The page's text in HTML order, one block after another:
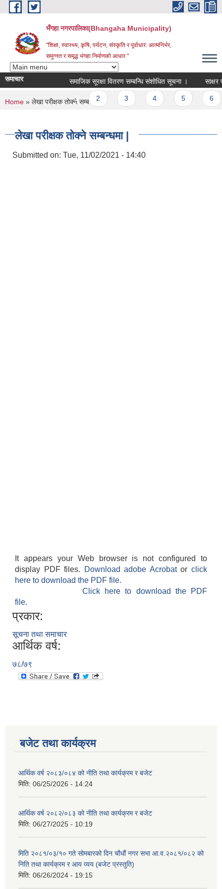
Skip to main content
भँगहा नगरपालिका(Bhangaha Municipality)
"शिक्षा, स्वास्थ्य, कृषि, पर्यटन, संस्कृति र पूर्वाधार: आत्मनिर्भर,
समुन्नत र समृद्ध भंगहा निर्माणको आधार "
समाचार समाजिक सूरक्षा वितरण सम्बन्धि संशोधित सूचना । साक्षर
Pages
1 2
You are here
Home » लेखा परीक्षक तोक्ने सम्बन्धमा |
लेखा परीक्षक तोक्ने सम्बन्धमा |
Submitted on: Tue, 11/02/2021 - 14:40
It appears your Web browser is not configured to
display PDF files.
Download adobe Acrobatorclick
here to download the PDF file.
Click here to download the PDF
file.
प्रकार:
सूचना तथा समाचार
आर्थिक वर्ष:
७८/७९
बजेट तथा कार्यक्रम
आर्थिक वर्ष २०८३/०८४ को नीति तथा कार्यक्रम र बजेट
मिति: 06/25/2026 - 14:24
आर्थिक वर्ष २०८२/०८३ को नीति तथा कार्यक्रम र बजेट
मिति: 06/27/2025 - 10:19
मिति २०८१/०३/१० गते सोमबारको दिन चौधौं नगर सभा आ.व.२०८१/०८२ को
निति तथा कार्यक्रम र आय व्यय (बजेट प्रस्तुति)
मिति: 06/26/2024 - 19:15